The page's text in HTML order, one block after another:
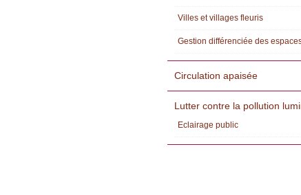
Villes et villages fleuris
Gestion différenciée des
Circulation apaisée
Lutter contre la pollution
Eclairage public